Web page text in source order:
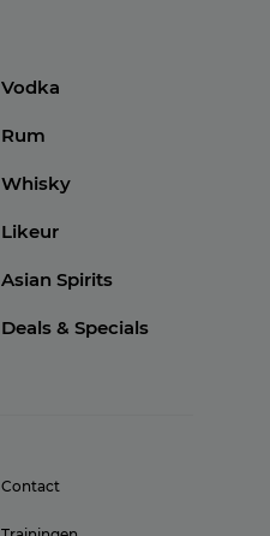
Vodka
Rum
Whisky
Likeur
Asian Spirits
Deals & Specials
Contact